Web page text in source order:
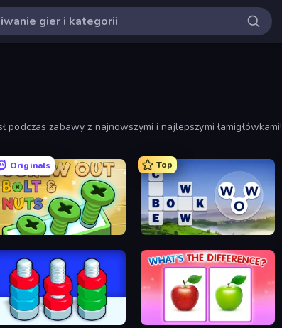
zabawy z najnowszymi i najlepszymi łamigłówkami!
Originals
Screw Out: Bolts and Nuts
Top
Words of Wonders
Nuts Puzzle: Sort By Color What's The Difference?